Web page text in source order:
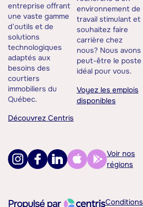
entreprise offrant
une vaste gamme
d’outils et de
solutions
technologiques
adaptés aux
besoins des
courtiers
immobiliers du
Québec.
Découvrez Centris
environnement de
travail stimulant et
souhaitez faire
carrière chez
nous? Nous avons
peut-être le poste
idéal pour vous.
Voyez les emplois
disponibles
Voir nos
régions
Conditions